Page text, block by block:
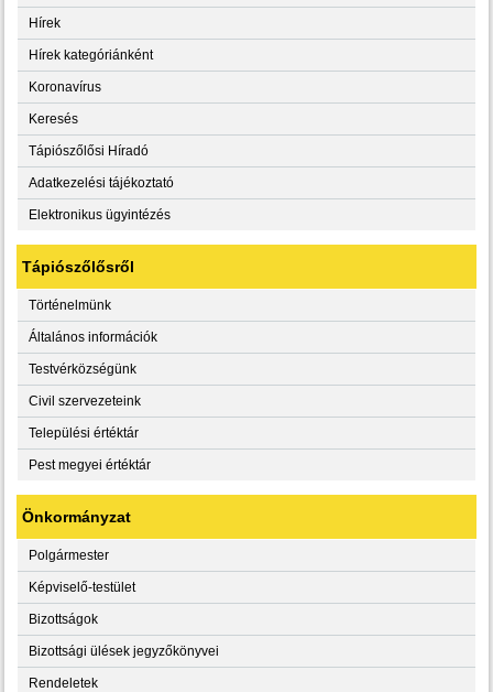
Hírek
Hírek kategóriánként
Koronavírus
Keresés
Tápiószőlősi Híradó
Adatkezelési tájékoztató
Elektronikus ügyintézés
Tápiószőlősről
Történelmünk
Általános információk
Testvérközségünk
Civil szervezeteink
Települési értéktár
Pest megyei értéktár
Önkormányzat
Polgármester
Képviselő-testület
Bizottságok
Bizottsági ülések jegyzőkönyvei
Rendeletek